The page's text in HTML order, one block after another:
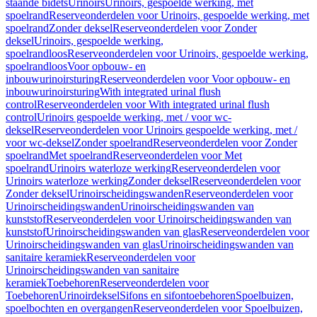
staande bidetsUrinoirsUrinoirs, gespoelde werking, met
spoelrandReserveonderdelen voor Urinoirs, gespoelde werking, met
spoelrandZonder dekselReserveonderdelen voor Zonder
dekselUrinoirs, gespoelde werking,
spoelrandloosReserveonderdelen voor Urinoirs, gespoelde werking,
spoelrandloosVoor opbouw- en
inbouwurinoirsturingReserveonderdelen voor Voor opbouw- en
inbouwurinoirsturingWith integrated urinal flush
controlReserveonderdelen voor With integrated urinal flush
controlUrinoirs gespoelde werking, met / voor wc-
dekselReserveonderdelen voor Urinoirs gespoelde werking, met /
voor wc-dekselZonder spoelrandReserveonderdelen voor Zonder
spoelrandMet spoelrandReserveonderdelen voor Met
spoelrandUrinoirs waterloze werkingReserveonderdelen voor
Urinoirs waterloze werkingZonder dekselReserveonderdelen voor
Zonder dekselUrinoirscheidingswandenReserveonderdelen voor
UrinoirscheidingswandenUrinoirscheidingswanden van
kunststofReserveonderdelen voor Urinoirscheidingswanden van
kunststofUrinoirscheidingswanden van glasReserveonderdelen voor
Urinoirscheidingswanden van glasUrinoirscheidingswanden van
sanitaire keramiekReserveonderdelen voor
Urinoirscheidingswanden van sanitaire
keramiekToebehorenReserveonderdelen voor
ToebehorenUrinoirdekselSifons en sifontoebehorenSpoelbuizen,
spoelbochten en overgangenReserveonderdelen voor Spoelbuizen,